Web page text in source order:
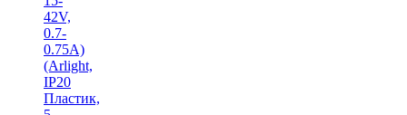
42V,
0.7-
0.75A)
(Arlight,
IP20
Пластик,